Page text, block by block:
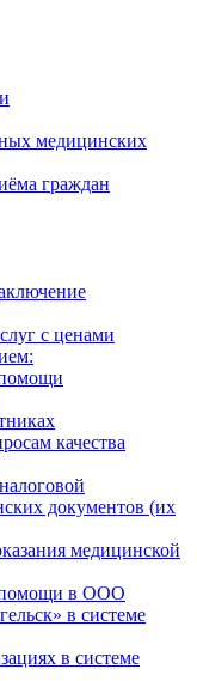
медицинских
граждан
с ценами
качества
документов (их
медицинской
помощи в ООО
в системе
в системе